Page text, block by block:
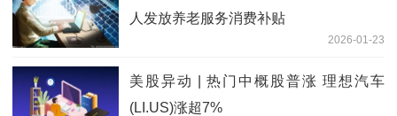
人发放养老服务消费补贴
2026-01-23
美股异动 | 热门中概股普涨 理想汽车
(LI.US)涨超7%